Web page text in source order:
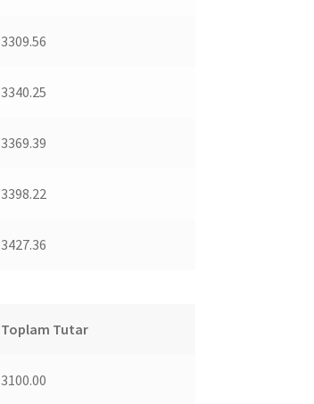
3309.56
3340.25
3369.39
3398.22
3427.36
Toplam Tutar
3100.00